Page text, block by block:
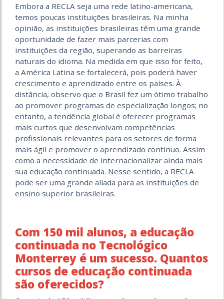
Embora a RECLA seja uma rede latino-americana,
temos poucas instituições brasileiras. Na minha
opinião, as instituições brasileiras têm uma grande
oportunidade de fazer mais parcerias com
instituições da região, superando as barreiras
naturais do idioma. Na medida em que isso for feito,
a América Latina se fortalecerá, pois poderá haver
crescimento e aprendizado entre os países. À
distância, observo que o Brasil fez um ótimo trabalho
ao promover programas de especialização longos; no
entanto, a tendência global é oferecer programas
mais curtos que desenvolvam competências
profissionais relevantes para os setores de forma
mais ágil e promover o aprendizado contínuo. Assim
como a necessidade de internacionalizar ainda mais
sua educação continuada. Nesse sentido, a RECLA
pode ser uma grande aliada para as instituições de
ensino superior brasileiras.
Com 150 mil alunos, a educação
continuada no Tecnológico
Monterrey é um sucesso. Quantos
cursos de educação continuada
são oferecidos?